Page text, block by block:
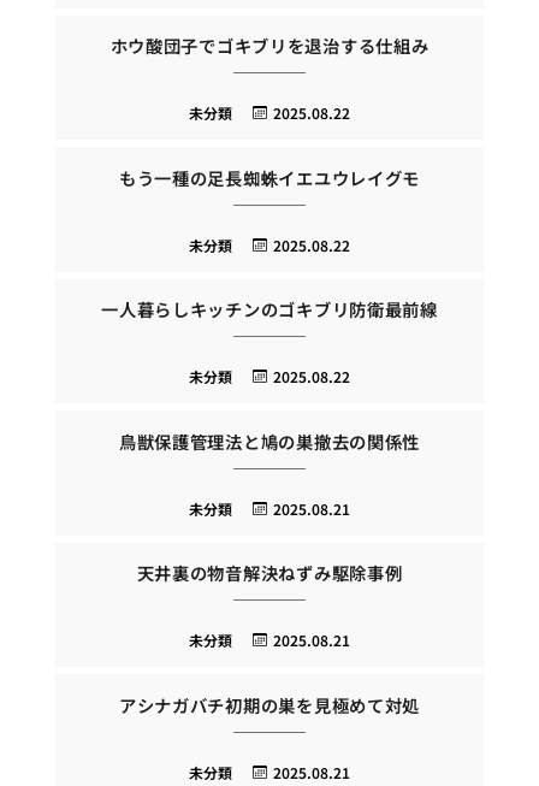
ホウ酸団子でゴキブリを退治する仕組み
2025.08.22
未分類
もう一種の足長蜘蛛イエユウレイグモ
2025.08.22
未分類
一人暮らしキッチンのゴキブリ防衛最前線
2025.08.22
未分類
鳥獣保護管理法と鳩の巣撤去の関係性
2025.08.21
未分類
天井裏の物音解決ねずみ駆除事例
2025.08.21
未分類
アシナガバチ初期の巣を見極めて対処
2025.08.21
未分類